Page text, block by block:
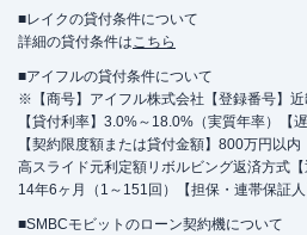
■レイクの貸付条件について
詳細の貸付条件はこちら
■アイフルの貸付条件について
※【商号】アイフル株式会社【登録番号】
【貸付利率】3.0%～18.0%（実質年率）【
【契約限度額または貸付金額】800万円以
高スライド元利定額リボルビング返済方式
14年6ヶ月（1～151回）【担保・連帯保証
■SMBCモビットのローン契約機について